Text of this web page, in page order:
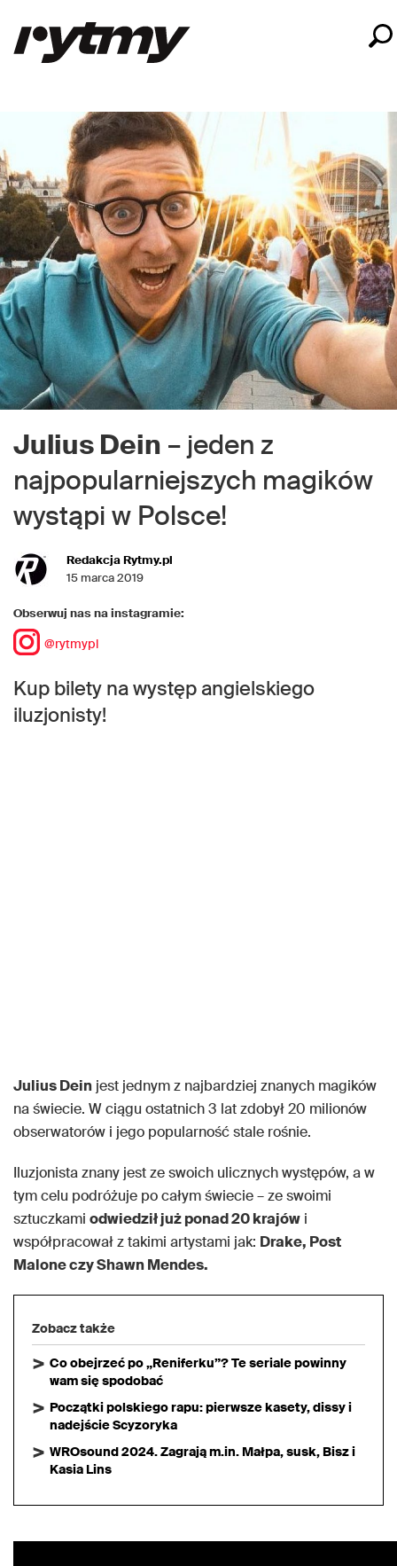
Julius Dein – jeden z
najpopularniejszych magików
wystąpi w Polsce!
Redakcja Rytmy.pl
15 marca 2019
Obserwuj nas na instagramie:
@rytmypl
Kup bilety na występ angielskiego
iluzjonisty!
Julius Dein jest jednym z najbardziej znanych magików
na świecie. W ciągu ostatnich 3 lat zdobył 20 milionów
obserwatorów i jego popularność stale rośnie.
Iluzjonista znany jest ze swoich ulicznych występów, a w
tym celu podróżuje po całym świecie – ze swoimi
sztuczkami odwiedził już ponad 20 krajów i
współpracował z takimi artystami jak: Drake, Post
Malone czy Shawn Mendes.
Zobacz także
Co obejrzeć po „Reniferku”? Te seriale powinny
wam się spodobać
Początki polskiego rapu: pierwsze kasety, dissy i
nadejście Scyzoryka
WROsound 2024. Zagrają m.in. Małpa, susk, Bisz i
Kasia Lins